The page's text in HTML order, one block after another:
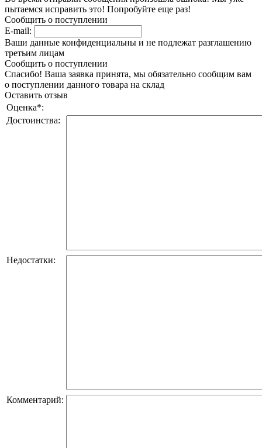
пытаемся исправить это! Попробуйте еще раз!
Сообщить о поступлении
E-mail:
Ваши данные конфиденциальны и не подлежат разглашению
третьим лицам
Сообщить о поступлении
Спасибо! Ваша заявка принята, мы обязательно сообщим вам
о поступлении данного товара на склад
Оставить отзыв
Оценка*:
Достоинства:
Недостатки:
Комментарий: